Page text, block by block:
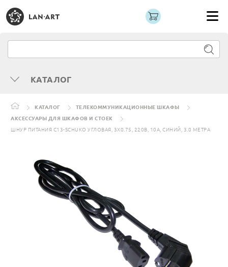
КАТАЛОГ
КАТАЛОГ
ТЕЛЕКОММУНИКАЦИОННЫЕ ШКАФЫ
АКСЕССУАРЫ ДЛЯ ШКАФОВ И СТОЕК
ШНУР ПИТАНИЯ C13-SCHUKO УГЛОВАЯ, 3Х0.75, 220В, 10А, СИНИЙ, 3.0 МЕТРА